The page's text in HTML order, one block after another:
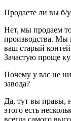
Продаете ли вы б/
Нет, мы продаем
производства. Мы
ваш старый
Зачастую проще
Почему у вас не
завода?
Да, тут вы правы,
этого есть
всегда самого